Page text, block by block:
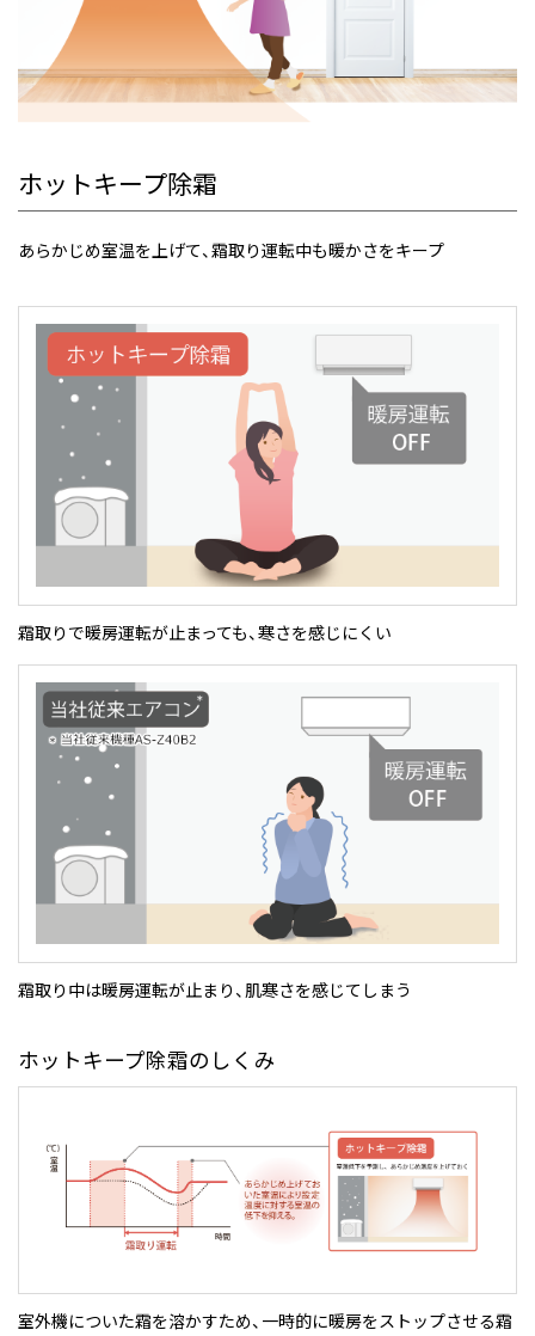
ホットキープ除霜
あらかじめ室温を上げて、霜取り運転中も暖かさをキープ
霜取りで暖房運転が止まっても、寒さを感じにくい
霜取り中は暖房運転が止まり、肌寒さを感じてしまう
ホットキープ除霜のしくみ
室外機についた霜を溶かすため、一時的に暖房をストップさせる霜